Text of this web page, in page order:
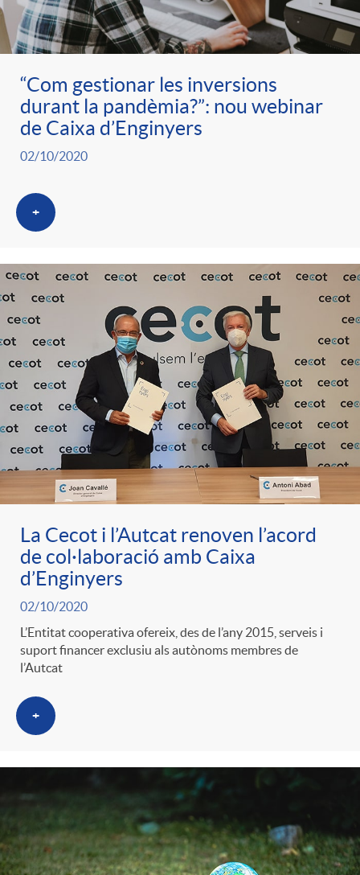
r
a
S
a
l
a
d
e
p
r
e
n
s
a
ó
p
e
c
a
t
e
g
o
r
i
e
s
t
e
n
d
o
A
n
c
l
a
F
i
l
t
r
o
l
i
c
a
d
o
r
d
e
c
o
n
t
i
g
u
“Com gestionar les inversions
durant la pandèmia?”: nou webinar
de Caixa d’Enginyers
02/10/2020
+
La Cecot i l’Autcat renoven l’acord
de col·laboració amb Caixa
d’Enginyers
02/10/2020
L’Entitat cooperativa ofereix, des de l’any 2015, serveis i
suport financer exclusiu als autònoms membres de
l’Autcat
+